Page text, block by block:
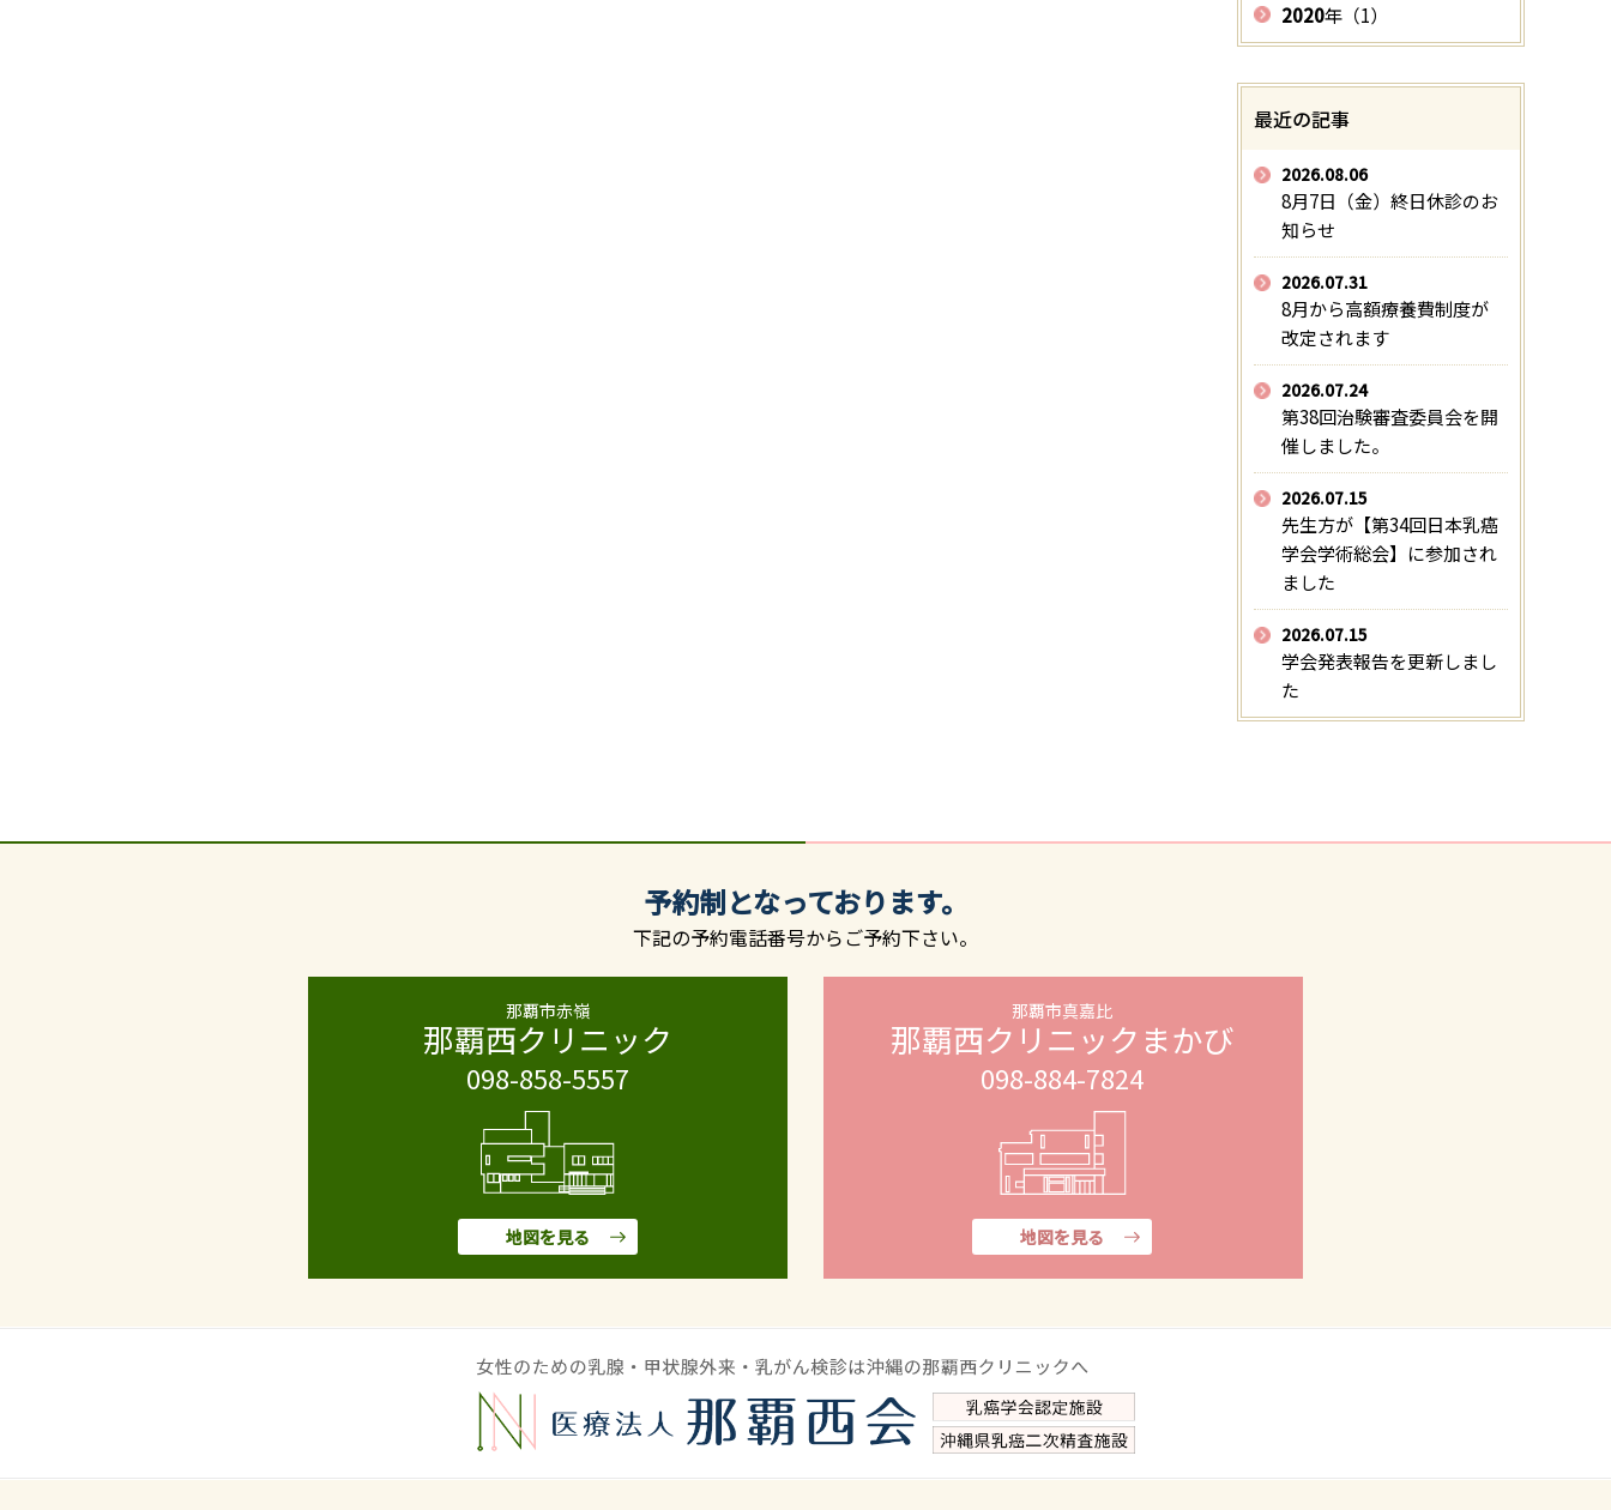
2020年（1）
最近の記事
2026.08.06
8月7日（金）終日休診のお
知らせ
2026.07.31
8月から高額療養費制度が
改定されます
2026.07.24
第38回治験審査委員会を開
催しました。
2026.07.15
先生方が【第34回日本乳癌
学会学術総会】に参加され
ました
2026.07.15
学会発表報告を更新しまし
た
予約制となっております。
下記の予約電話番号からご予約下さい。
那覇市赤嶺
那覇西クリニック
098-858-5557
地図を見る
那覇市真嘉比
那覇西クリニックまかび
098-884-7824
地図を見る